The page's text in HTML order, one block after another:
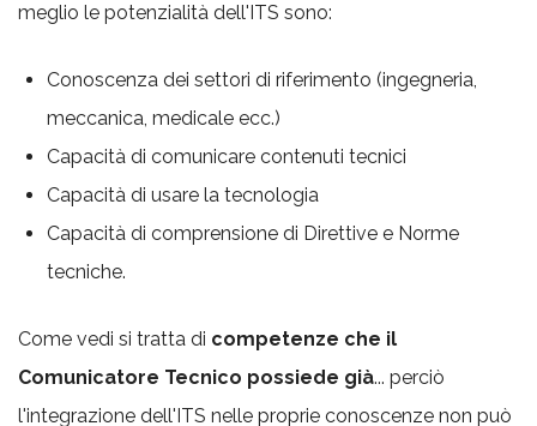
meglio le potenzialità dell'ITS sono:
Conoscenza dei settori di riferimento (ingegneria,
meccanica, medicale ecc.)
Capacità di comunicare contenuti tecnici
Capacità di usare la tecnologia
Capacità di comprensione di Direttive e Norme
tecniche.
Come vedi si tratta di competenze che il
Comunicatore Tecnico possiede già... perciò
l'integrazione dell'ITS nelle proprie conoscenze non può